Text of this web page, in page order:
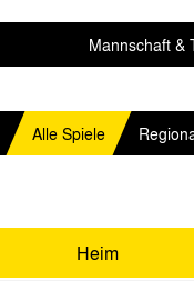
Mannschaft &
Alle Spiele
Heim